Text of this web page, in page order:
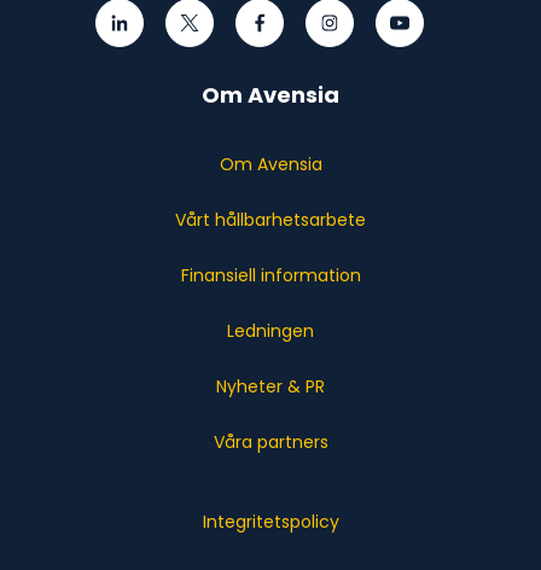
Om Avensia
Om Avensia
Vårt hållbarhetsarbete
Finansiell information
Ledningen
Nyheter & PR
Våra partners
Integritetspolicy